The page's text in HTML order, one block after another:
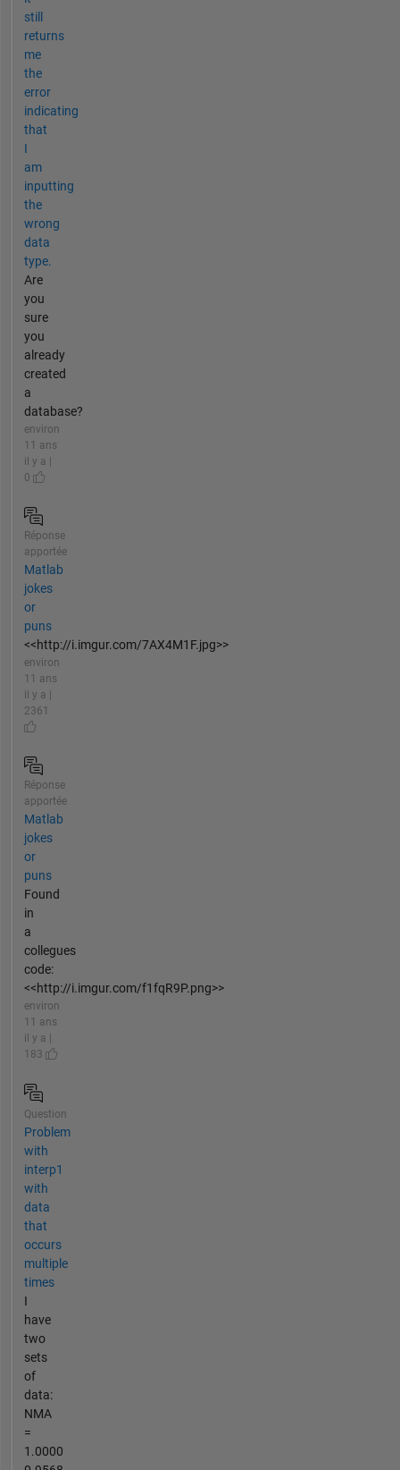
still
returns
me
the
error
indicating
that
I
am
inputting
the
wrong
data
type.
Are
you
sure
you
already
created
a
database?
environ
11 ans
il y a |
0
Réponse
apportée
Matlab
jokes
or
puns
<<http://i.imgur.com/7AX4M1F.jpg>>
environ
11 ans
il y a |
2361
Réponse
apportée
Matlab
jokes
or
puns
Found
in
a
collegues
code:
<<http://i.imgur.com/f1fqR9P.png>>
environ
11 ans
il y a |
183
Question
Problem
with
interp1
with
data
that
occurs
multiple
times
I
have
two
sets
of
data:
NMA
=
1.0000